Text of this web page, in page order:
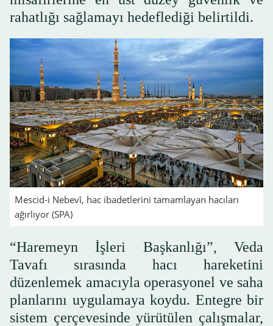
rahatlığı sağlamayı hedeflediği belirtildi.
Mescid-i Nebevî, hac ibadetlerini tamamlayan hacıları
ağırlıyor (SPA)
“Haremeyn İşleri Başkanlığı”, Veda
Tavafı sırasında hacı hareketini
düzenlemek amacıyla operasyonel ve saha
planlarını uygulamaya koydu. Entegre bir
sistem çerçevesinde yürütülen çalışmalar,